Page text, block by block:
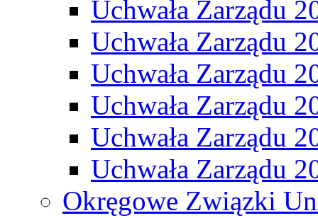
Uchwała Zarządu
Uchwała Zarządu
Uchwała Zarządu
Uchwała Zarządu
Uchwała Zarządu
Uchwała Zarządu
Okręgowe Związki